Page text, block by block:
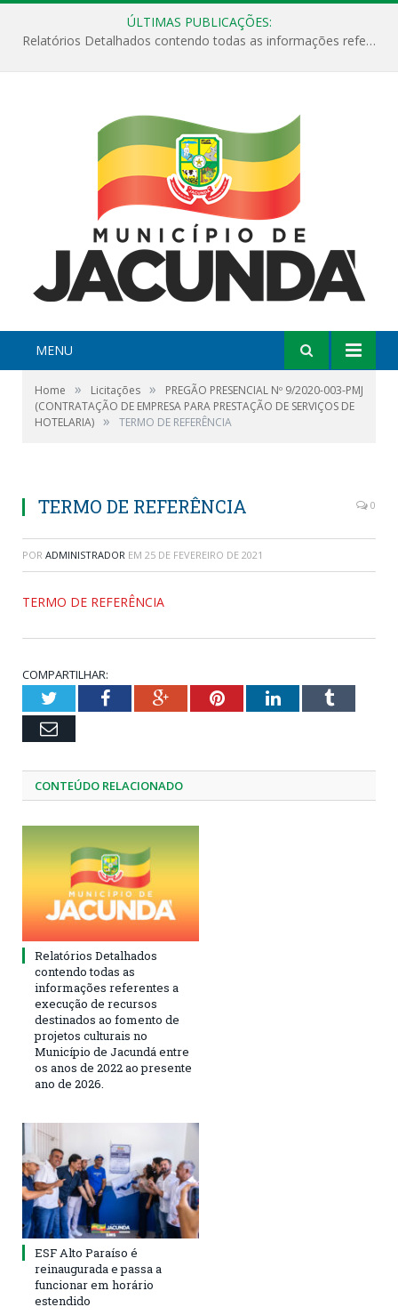
ÚLTIMAS PUBLICAÇÕES:
Relatórios Detalhados contendo todas as informações referentes a execução de recursos destinados ao fomento de projetos culturais no Município de Jacundá entre os anos de 2022 ao presente ano de 2026.
MENU
Home » Licitações »
PREGÃO PRESENCIAL Nº 9/2020-003-PMJ
(CONTRATAÇÃO DE EMPRESA PARA PRESTAÇÃO DE SERVIÇOS DE
HOTELARIA) » TERMO DE REFERÊNCIA
TERMO DE REFERÊNCIA 0
POR ADMINISTRADOR EM 25 DE FEVEREIRO DE 2021
TERMO DE REFERÊNCIA
COMPARTILHAR:
TwitterFacebookGoogle+PinterestLinkedInTumblr
Email
CONTEÚDO RELACIONADO
Relatórios Detalhados
contendo todas as
informações referentes a
execução de recursos
destinados ao fomento de
projetos culturais no
Município de Jacundá entre
os anos de 2022 ao presente
ano de 2026.
ESF Alto Paraíso é
reinaugurada e passa a
funcionar em horário
estendido